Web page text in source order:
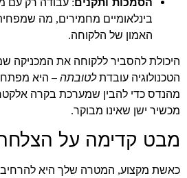
בינלאומיים מחמירים, מה
האמון של הלקוחה.
היכולת להסביר ללקוחה את המכניקה
הטכנולוגיה עובדתלטובתה – היא מפתח
מהנדס כדי להבין שמערכת בקרה
מכשיר ישן שאינו מבוקר.
מבט קדימה על
כאשת מקצוע, המטרה שלך היא להרחיב